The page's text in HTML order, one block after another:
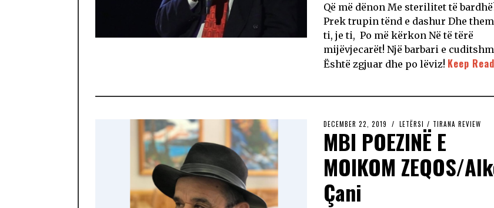
Që më dënon Me sterilitet të
Prek trupin tënd e dashur Dhe
ti, je ti, Po më kërkon Në të tërë
mijëvjecarët! Një barbari e
Është zgjuar dhe po lëviz! Keep
DECEMBER 22, 2019 LETËRSI / TIRANA REVIEW
MBI POEZINË E
MOIKOM ZEQOS/
Çani